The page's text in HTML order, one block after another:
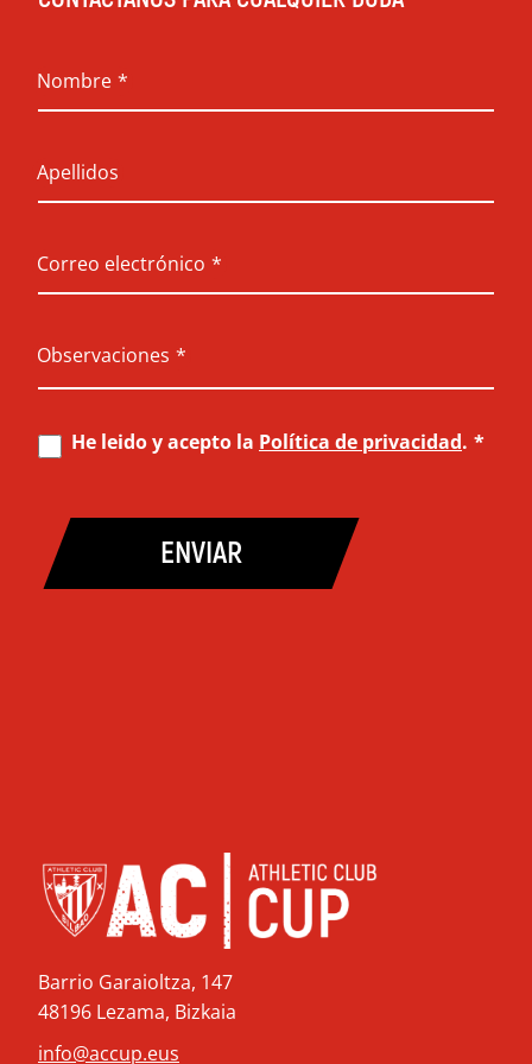
Barrio Garaioltza, 147
48196 Lezama, Bizkaia
info@accup.eus
Nombre *
Apellidos
Correo electrónico *
Observaciones *
He leido y acepto la Política de privacidad. *
ENVIAR